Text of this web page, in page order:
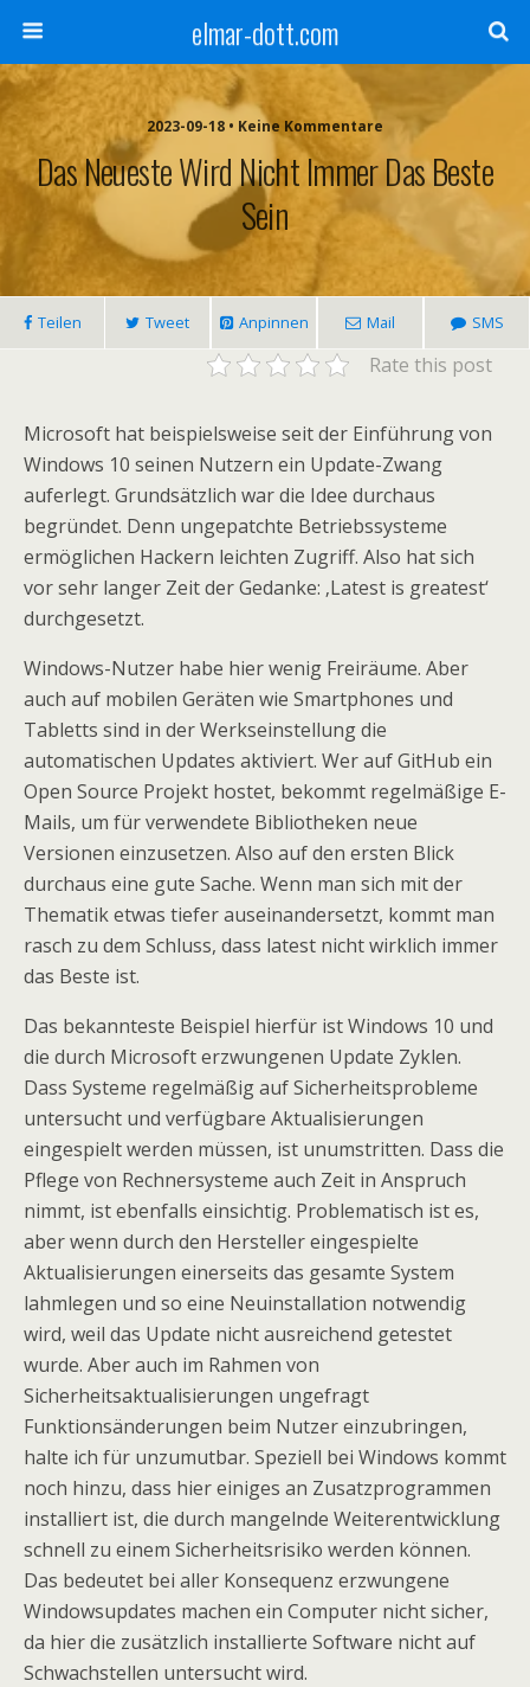
elmar-dott.com
2023-09-18 • Keine Kommentare
Das Neueste Wird Nicht Immer Das Beste
Sein
Teilen Tweet Anpinnen Mail SMS
Rate this post
Microsoft hat beispielsweise seit der Einführung von
Windows 10 seinen Nutzern ein Update-Zwang
auferlegt. Grundsätzlich war die Idee durchaus
begründet. Denn ungepatchte Betriebssysteme
ermöglichen Hackern leichten Zugriff. Also hat sich
vor sehr langer Zeit der Gedanke: ‚Latest is greatest‘
durchgesetzt.
Windows-Nutzer habe hier wenig Freiräume. Aber
auch auf mobilen Geräten wie Smartphones und
Tabletts sind in der Werkseinstellung die
automatischen Updates aktiviert. Wer auf GitHub ein
Open Source Projekt hostet, bekommt regelmäßige E-
Mails, um für verwendete Bibliotheken neue
Versionen einzusetzen. Also auf den ersten Blick
durchaus eine gute Sache. Wenn man sich mit der
Thematik etwas tiefer auseinandersetzt, kommt man
rasch zu dem Schluss, dass latest nicht wirklich immer
das Beste ist.
Das bekannteste Beispiel hierfür ist Windows 10 und
die durch Microsoft erzwungenen Update Zyklen.
Dass Systeme regelmäßig auf Sicherheitsprobleme
untersucht und verfügbare Aktualisierungen
eingespielt werden müssen, ist unumstritten. Dass die
Pflege von Rechnersysteme auch Zeit in Anspruch
nimmt, ist ebenfalls einsichtig. Problematisch ist es,
aber wenn durch den Hersteller eingespielte
Aktualisierungen einerseits das gesamte System
lahmlegen und so eine Neuinstallation notwendig
wird, weil das Update nicht ausreichend getestet
wurde. Aber auch im Rahmen von
Sicherheitsaktualisierungen ungefragt
Funktionsänderungen beim Nutzer einzubringen,
halte ich für unzumutbar. Speziell bei Windows kommt
noch hinzu, dass hier einiges an Zusatzprogrammen
installiert ist, die durch mangelnde Weiterentwicklung
schnell zu einem Sicherheitsrisiko werden können.
Das bedeutet bei aller Konsequenz erzwungene
Windowsupdates machen ein Computer nicht sicher,
da hier die zusätzlich installierte Software nicht auf
Schwachstellen untersucht wird.